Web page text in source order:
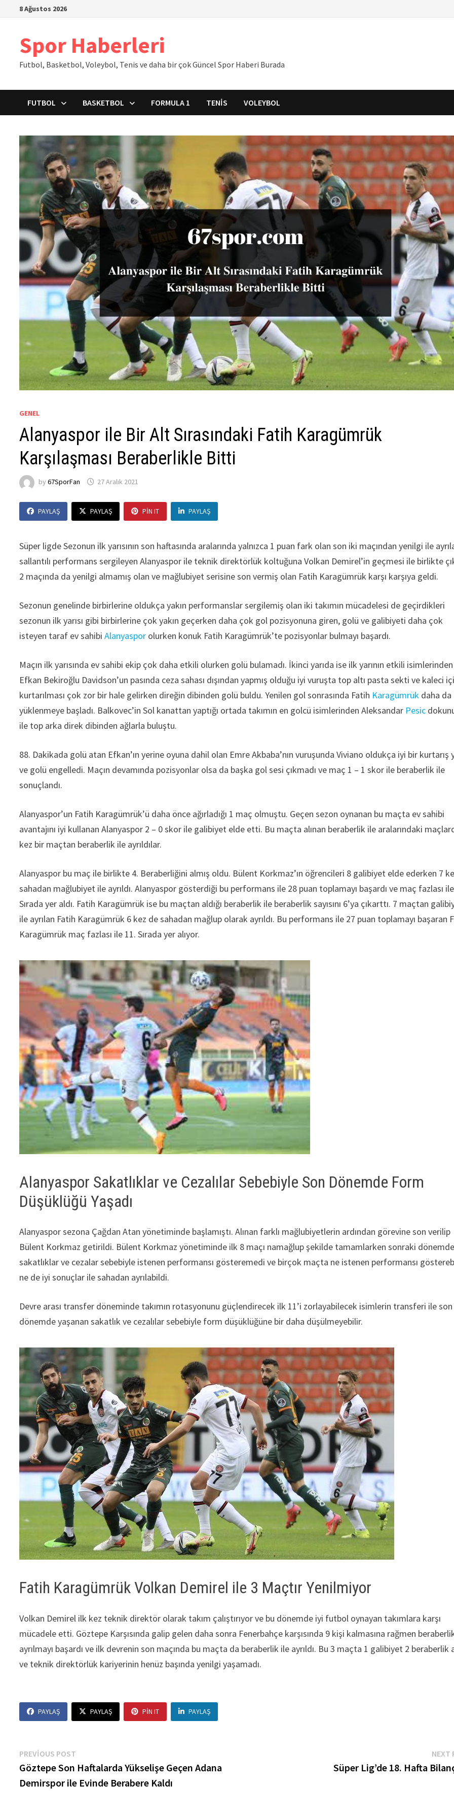
İçeriğe8 Ağustos 2026
Spor Haberleri
Futbol, Basketbol, Voleybol, Tenis ve daha bir çok Güncel Spor Haberi Burada
FUTBOL BASKETBOL FORMULA 1 TENIS VOLEYBOL
GENEL
Alanyaspor ile Bir Alt Sırasındaki Fatih Karagümrük
Karşılaşması Beraberlikle Bitti
by67SporFan 27 Aralık 2021
PAYLAŞ PAYLAŞ PIN IT PAYLAŞ
Süper ligde Sezonun ilk yarısının son haftasında aralarında yalnızca 1 puan fark olan son iki maçından yenilgi ile
sallantılı performans sergileyen Alanyaspor ile teknik direktörlük koltuğuna Volkan Demirel’in geçmesi ile birlikte
2 maçında da yenilgi almamış olan ve mağlubiyet serisine son vermiş olan Fatih Karagümrük karşı karşıya geldi.
Sezonun genelinde birbirlerine oldukça yakın performanslar sergilemiş olan iki takımın mücadelesi de geçirdikleri
sezonun ilk yarısı gibi birbirlerine çok yakın geçerken daha çok gol pozisyonuna giren, golü ve galibiyeti daha çok
isteyen taraf ev sahibiAlanyaspor olurken konuk Fatih Karagümrük’te pozisyonlar bulmayı başardı.
Maçın ilk yarısında ev sahibi ekip çok daha etkili olurken golü bulamadı. İkinci yarıda ise ilk yarının etkili isimlerinden
Efkan Bekiroğlu Davidson’un pasında ceza sahası dışından yapmış olduğu iyi vuruşta top altı pasta sekti ve kaleci
kurtarılması çok zor bir hale gelirken direğin dibinden golü buldu. Yenilen gol sonrasında Fatih Karagümrük daha da
yüklenmeye başladı. Balkovec’in Sol kanattan yaptığı ortada takımın en golcü isimlerinden Aleksandar Pesic
ile top arka direk dibinden ağlarla buluştu.
88. Dakikada golü atan Efkan’ın yerine oyuna dahil olan Emre Akbaba’nın vuruşunda Viviano oldukça iyi bir kurtarış
ve golü engelledi. Maçın devamında pozisyonlar olsa da başka gol sesi çıkmadı ve maç 1 – 1 skor ile beraberlik ile
sonuçlandı.
Alanyaspor’un Fatih Karagümrük’ü daha önce ağırladığı 1 maç olmuştu. Geçen sezon oynanan bu maçta ev sahibi
avantajını iyi kullanan Alanyaspor 2 – 0 skor ile galibiyet elde etti. Bu maçta alınan beraberlik ile aralarındaki
kez bir maçtan beraberlik ile ayrıldılar.
Alanyaspor bu maç ile birlikte 4. Beraberliğini almış oldu. Bülent Korkmaz’ın öğrencileri 8 galibiyet elde ederken 7
sahadan mağlubiyet ile ayrıldı. Alanyaspor gösterdiği bu performans ile 28 puan toplamayı başardı ve maç fazlası
Sırada yer aldı. Fatih Karagümrük ise bu maçtan aldığı beraberlik ile beraberlik sayısını 6’ya çıkarttı. 7 maçtan
ile ayrılan Fatih Karagümrük 6 kez de sahadan mağlup olarak ayrıldı. Bu performans ile 27 puan toplamayı başaran
Karagümrük maç fazlası ile 11. Sırada yer alıyor.
Alanyaspor Sakatlıklar ve Cezalılar Sebebiyle Son Dönemde Form
Düşüklüğü Yaşadı
Alanyaspor sezona Çağdan Atan yönetiminde başlamıştı. Alınan farklı mağlubiyetlerin ardından görevine son verilip
Bülent Korkmaz getirildi. Bülent Korkmaz yönetiminde ilk 8 maçı namağlup şekilde tamamlarken sonraki
sakatlıklar ve cezalar sebebiyle istenen performansı gösteremedi ve birçok maçta ne istenen performansı
ne de iyi sonuçlar ile sahadan ayrılabildi.
Devre arası transfer döneminde takımın rotasyonunu güçlendirecek ilk 11’i zorlayabilecek isimlerin transferi ile son
dönemde yaşanan sakatlık ve cezalılar sebebiyle form düşüklüğüne bir daha düşülmeyebilir.
Fatih Karagümrük Volkan Demirel ile 3 Maçtır Yenilmiyor
Volkan Demirel ilk kez teknik direktör olarak takım çalıştırıyor ve bu dönemde iyi futbol oynayan takımlara karşı
mücadele etti. Göztepe Karşısında galip gelen daha sonra Fenerbahçe karşısında 9 kişi kalmasına rağmen
ayrılmayı başardı ve ilk devrenin son maçında bu maçta da beraberlik ile ayrıldı. Bu 3 maçta 1 galibiyet 2 beraberlik
ve teknik direktörlük kariyerinin henüz başında yenilgi yaşamadı.
PAYLAŞ PAYLAŞ PIN IT PAYLAŞ
Yazı
gezinmesi
PREVIOUS POST
post:
Göztepe Son Haftalarda Yükselişe Geçen Adana
Demirspor ile Evinde Berabere Kaldı
NEXT
Süper Lig’de 18. Hafta